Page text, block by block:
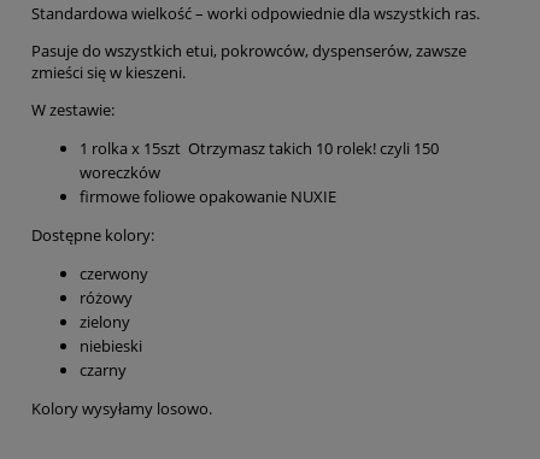
Standardowa wielkość – worki odpowiednie dla wszystkich ras.
Pasuje do wszystkich etui, pokrowców, dyspenserów, zawsze
zmieści się w kieszeni.
W zestawie:
1 rolka x 15szt Otrzymasz takich 10 rolek! czyli 150
woreczków
firmowe foliowe opakowanie NUXIE
Dostępne kolory:
czerwony
różowy
zielony
niebieski
czarny
Kolory wysyłamy losowo.